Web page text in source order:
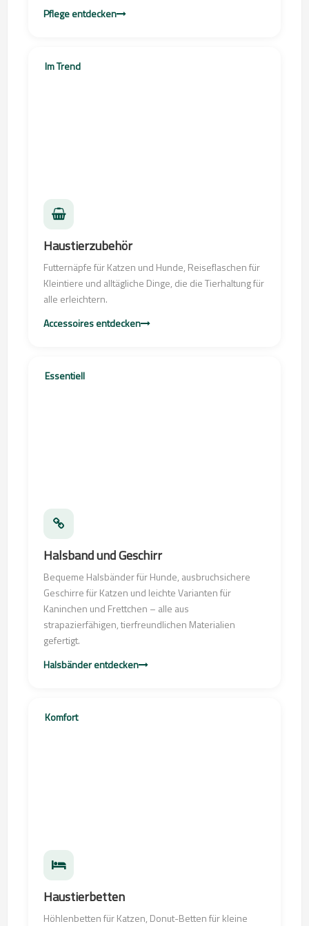
Pflege entdecken
Im Trend
Haustierzubehör
Futternäpfe für Katzen und Hunde, Reiseflaschen für
Kleintiere und alltägliche Dinge, die die Tierhaltung für
alle erleichtern.
Accessoires entdecken
Essentiell
Halsband und Geschirr
Bequeme Halsbänder für Hunde, ausbruchsichere
Geschirre für Katzen und leichte Varianten für
Kaninchen und Frettchen – alle aus
strapazierfähigen, tierfreundlichen Materialien
gefertigt.
Halsbänder entdecken
Komfort
Haustierbetten
Höhlenbetten für Katzen, Donut-Betten für kleine